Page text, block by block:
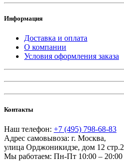
Информация
Доставка и оплата
О компании
Условия оформления заказа
Контакты
Наш телефон: +7 (495) 798-68-83
Адрес самовывоза: г. Москва,
улица Орджоникидзе, дом 12 стр.2
Мы работаем: Пн-Пт 10:00 – 20:00